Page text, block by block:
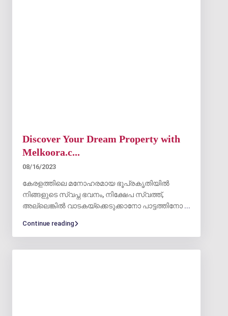
Discover Your Dream Property with
Melkoora.c...
08/16/2023
കേരളത്തിലെ മനോഹരമായ ഭൂപ്രകൃതിയിൽ
നിങ്ങളുടെ സ്വപ്ന ഭവനം, നിക്ഷേപ സ്വത്ത്,
അല്ലെങ്കിൽ വാടകയ്‌ക്കെടുക്കാനോ പാട്ടത്തിനോ ...
Continue reading